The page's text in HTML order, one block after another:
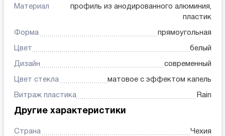
Материал
профиль из анодированного алюминия,
пластик
Форма прямоугольная
Цвет белый
Дизайн современный
Цвет стекла матовое с эффектом капель
Витраж пластика Rain
Другие характеристики
Страна Чехия